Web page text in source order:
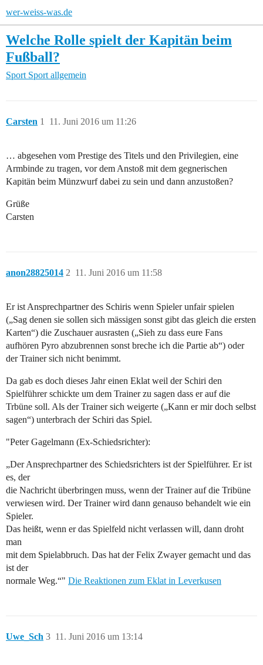
wer-weiss-was.de
Welche Rolle spielt der Kapitän beim
Fußball?
Sport Sport allgemein
Carsten 11. Juni 2016 um 11:26
1
… abgesehen vom Prestige des Titels und den Privilegien, eine
Armbinde zu tragen, vor dem Anstoß mit dem gegnerischen
Kapitän beim Münzwurf dabei zu sein und dann anzustoßen?
Grüße
Carsten
anon28825014 11. Juni 2016 um 11:58
2
Er ist Ansprechpartner des Schiris wenn Spieler unfair spielen
(„Sag denen sie sollen sich mässigen sonst gibt das gleich die ersten
Karten“) die Zuschauer ausrasten („Sieh zu dass eure Fans
aufhören Pyro abzubrennen sonst breche ich die Partie ab“) oder
der Trainer sich nicht benimmt.
Da gab es doch dieses Jahr einen Eklat weil der Schiri den
Spielführer schickte um dem Trainer zu sagen dass er auf die
Trbüne soll. Als der Trainer sich weigerte („Kann er mir doch selbst
sagen“) unterbrach der Schiri das Spiel.
"Peter Gagelmann (Ex-Schiedsrichter):
„Der Ansprechpartner des Schiedsrichters ist der Spielführer. Er ist
es, der
die Nachricht überbringen muss, wenn der Trainer auf die Tribüne
verwiesen wird. Der Trainer wird dann genauso behandelt wie ein
Spieler.
Das heißt, wenn er das Spielfeld nicht verlassen will, dann droht
man
mit dem Spielabbruch. Das hat der Felix Zwayer gemacht und das
ist der
normale Weg.“" Die Reaktionen zum Eklat in Leverkusen
Uwe_Sch 11. Juni 2016 um 13:14
3